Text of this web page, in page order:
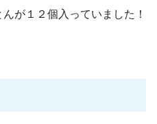
が１２個入っていました！